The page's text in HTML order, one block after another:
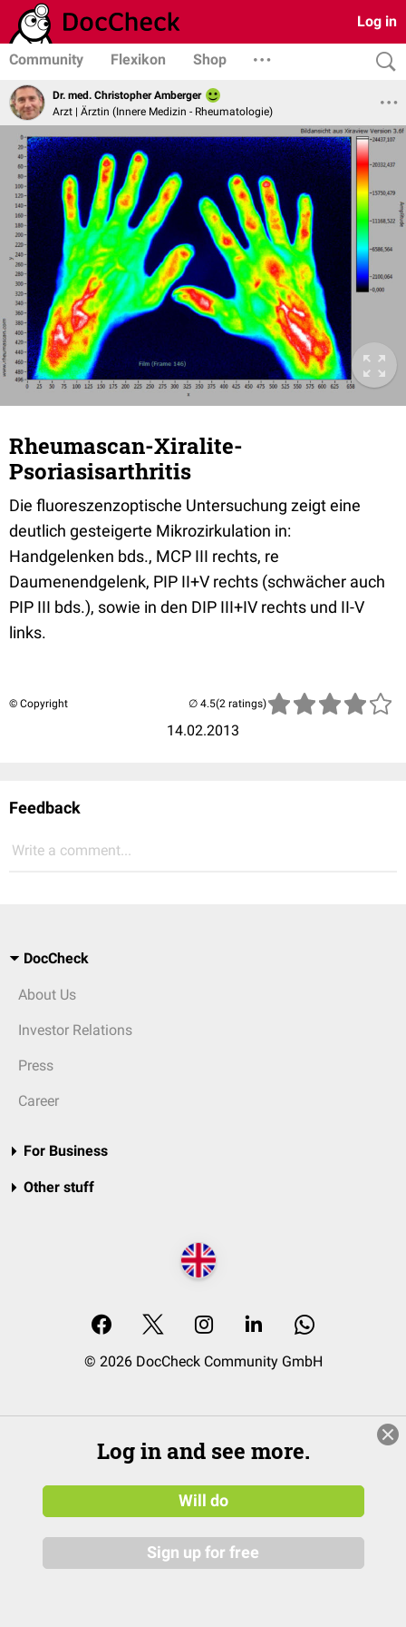
Log in
Community Flexikon Shop
Dr. med. Christopher Amberger
Arzt | Ärztin (Innere Medizin - Rheumatologie)
Rheumascan-Xiralite-
Psoriasisarthritis
Die fluoreszenzoptische Untersuchung zeigt eine
deutlich gesteigerte Mikrozirkulation in:
Handgelenken bds., MCP III rechts, re
Daumenendgelenk, PIP II+V rechts (schwächer auch
PIP III bds.), sowie in den DIP III+IV rechts und II-V
links.
© Copyright
14.02.2013
(2 ratings)
Feedback
Write a comment...
DocCheck
About Us
Investor Relations
Press
Career
For Business
Other stuff
© 2026 DocCheck Community GmbH
Log in and see more.
Will do
Sign up for free